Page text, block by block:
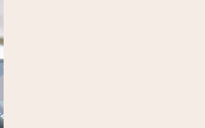
krångel, bara med all kärlek för